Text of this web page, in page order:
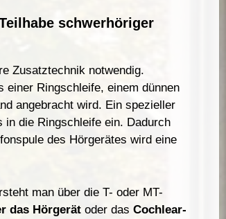
habe schwerhöriger
Zusatztechnik notwendig.
einer Ringschleife, einem dünnen
angebracht wird. Ein spezieller
die Ringschleife ein. Dadurch
des Hörgerätes wird eine
t man über die T- oder MT-
das Hörgerät oder das Cochlear-